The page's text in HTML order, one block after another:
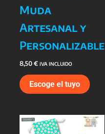
Muda
Artesanal y
Personalizable
8,50€ IVA INCLUIDO
Escoge el tuyo